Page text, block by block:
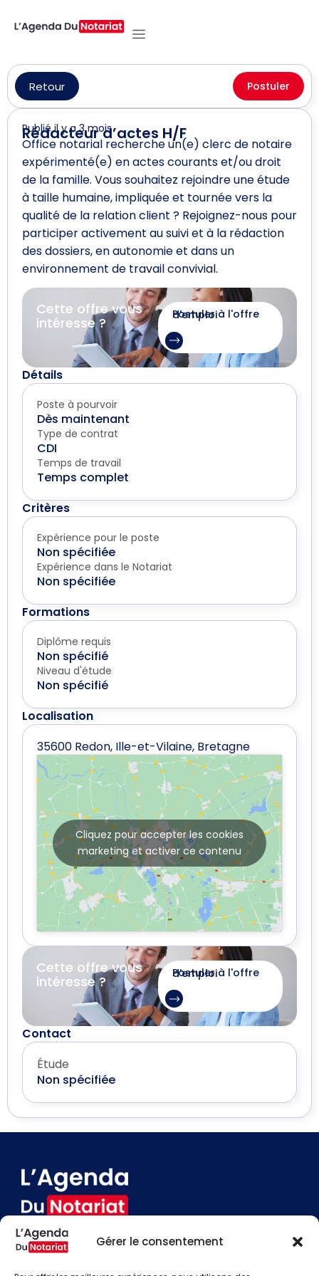
Gérer le consentement
Retour Postuler
Rédacteur d’actes H/F
Publié il y a 3 mois
Office notarial recherche un(e) clerc de notaire
expérimenté(e) en actes courants et/ou droit
de la famille. Vous souhaitez rejoindre une étude
à taille humaine, impliquée et tournée vers la
qualité de la relation client ? Rejoignez-nous pour
participer activement au suivi et à la rédaction
des dossiers, en autonomie et dans un
environnement de travail convivial.
Cette offre vous
intéresse ?
Postuler à l'offre d'emploi
Détails
Poste à pourvoir
Dès maintenant
Type de contrat
CDI
Temps de travail
Temps complet
Critères
Expérience pour le poste
Non spécifiée
Expérience dans le Notariat
Non spécifiée
Formations
Diplôme requis
Non spécifié
Niveau d'étude
Non spécifié
Localisation
35600 Redon, Ille-et-Vilaine, Bretagne
Cliquez pour accepter les cookies
marketing et activer ce contenu
Cette offre vous
intéresse ?
Postuler à l'offre d'emploi
Contact
Étude
Non spécifiée